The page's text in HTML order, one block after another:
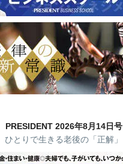
PRESIDENT 2026年8月14日号
ひとりで生きる老後の「正解」